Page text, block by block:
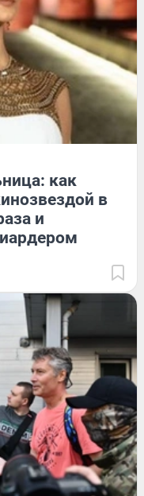
как
в
и